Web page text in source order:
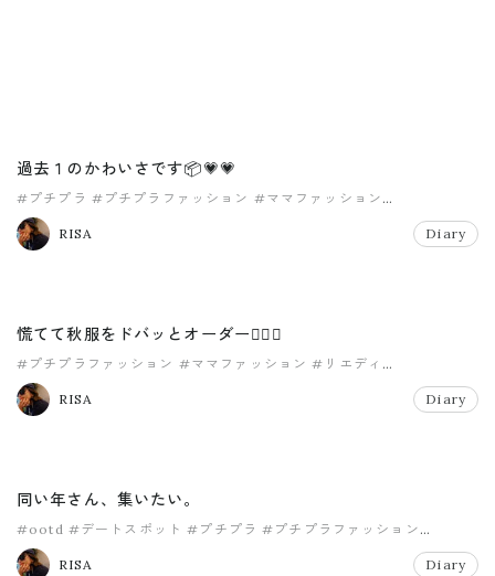
過去１のかわいさです📦💗💗
#プチプラ #プチプラファッション #ママファッション
#秋ファッション
RISA
Diary
慌てて秋服をドバッとオーダー✌🏽🍂
#プチプラファッション #ママファッション #リエディ
#秋ファッション
RISA
Diary
同い年さん、集いたい。
#ootd #デートスポット #プチプラ #プチプラファッション
#ママファッション
RISA
Diary